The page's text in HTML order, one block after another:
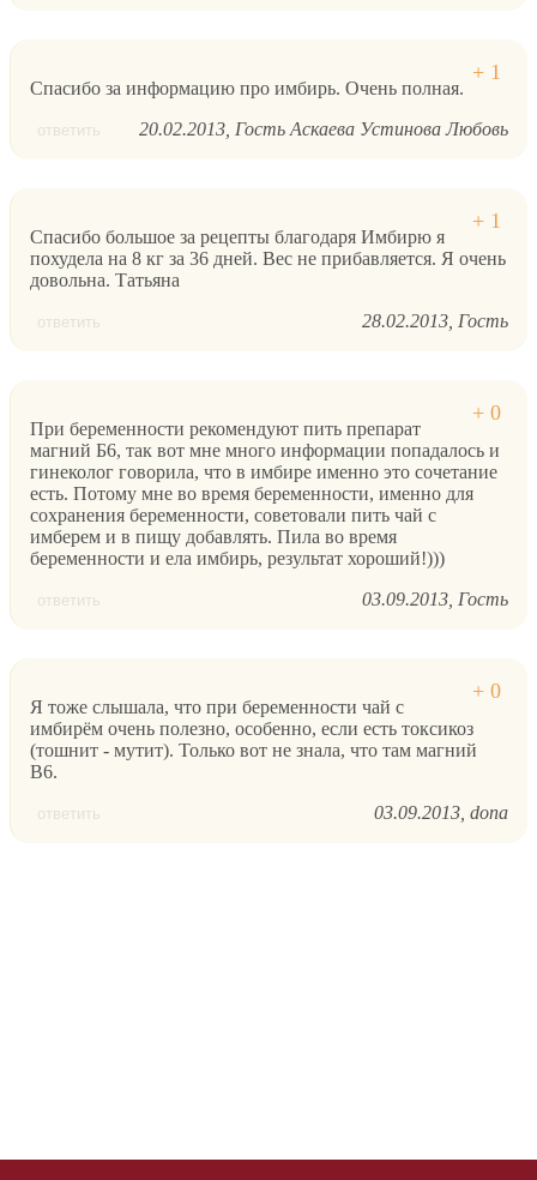
Спасибо за информацию про имбирь. Очень полная.
ответить 20.02.2013 Гость Аскаева Устинова Любовь
Спасибо большое за рецепты благодаря Имбирю я
похудела на 8 кг за 36 дней. Вес не прибавляется. Я очень
довольна. Татьяна
ответить 28.02.2013 Гость
При беременности рекомендуют пить препарат
магний Б6, так вот мне много информации попадалось и
гинеколог говорила, что в имбире именно это сочетание
есть. Потому мне во время беременности, именно для
сохранения беременности, советовали пить чай с
имберем и в пищу добавлять. Пила во время
беременности и ела имбирь, результат хороший!)))
ответить 03.09.2013 Гость
Я тоже слышала, что при беременности чай с
имбирём очень полезно, особенно, если есть токсикоз
(тошнит - мутит). Только вот не знала, что там магний
B6.
ответить 03.09.2013 dona